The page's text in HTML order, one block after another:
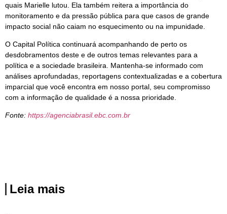
quais Marielle lutou. Ela também reitera a importância do
monitoramento e da pressão pública para que casos de grande
impacto social não caiam no esquecimento ou na impunidade.
O Capital Política continuará acompanhando de perto os
desdobramentos deste e de outros temas relevantes para a
política e a sociedade brasileira. Mantenha-se informado com
análises aprofundadas, reportagens contextualizadas e a cobertura
imparcial que você encontra em nosso portal, seu compromisso
com a informação de qualidade é a nossa prioridade.
Fonte: https://agenciabrasil.ebc.com.br
Leia mais